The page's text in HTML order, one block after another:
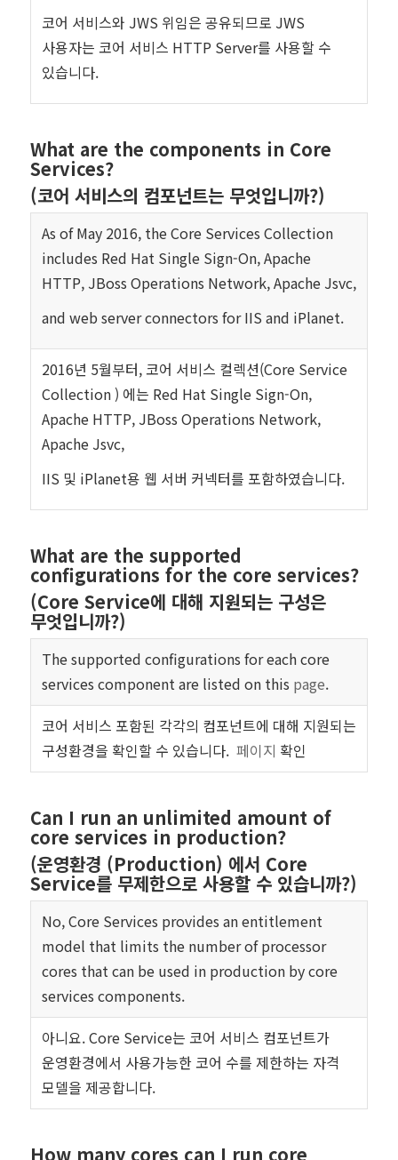
코어 서비스와 JWS 위임은 공유되므로 JWS
사용자는 코어 서비스 HTTP Server를 사용할 수
있습니다.
What are the components in Core
Services?
(코어 서비스의 컴포넌트는 무엇입니까?)
As of May 2016, the Core Services Collection
includes Red Hat Single Sign-On, Apache
HTTP, JBoss Operations Network, Apache Jsvc,
and web server connectors for IIS and iPlanet.
2016년 5월부터, 코어 서비스 컬렉션(Core Service
Collection ) 에는 Red Hat Single Sign-On,
Apache HTTP, JBoss Operations Network,
Apache Jsvc,
IIS 및 iPlanet용 웹 서버 커넥터를 포함하였습니다.
What are the supported
configurations for the core services?
(Core Service에 대해 지원되는 구성은
무엇입니까?)
The supported configurations for each core
services component are listed on this page.
코어 서비스 포함된 각각의 컴포넌트에 대해 지원되는
구성환경을 확인할 수 있습니다. 페이지 확인
Can I run an unlimited amount of
core services in production?
(운영환경 (Production) 에서 Core
Service를 무제한으로 사용할 수 있습니까?)
No, Core Services provides an entitlement
model that limits the number of processor
cores that can be used in production by core
services components.
아니요. Core Service는 코어 서비스 컴포넌트가
운영환경에서 사용가능한 코어 수를 제한하는 자격
모델을 제공합니다.
How many cores can I run core